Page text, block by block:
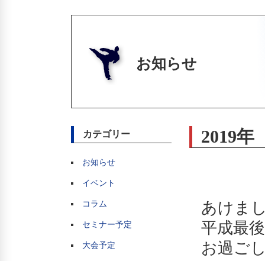
お知らせ
カテゴリー
お知らせ
イベント
コラム
セミナー予定
大会予定
2019
あけま
平成最
お過ご